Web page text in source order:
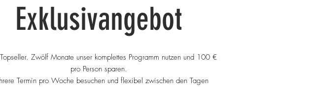
Exklusivangebot
Zwölf Monate unser komplettes Programm nutzen und 100 €
pro Person sparen.
Termin pro Woche besuchen und flexibel zwischen den Tagen